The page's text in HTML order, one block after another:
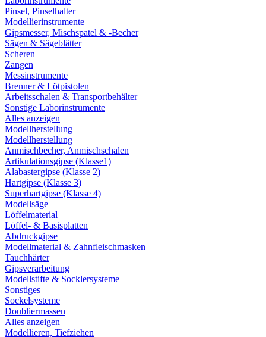
Pinsel, Pinselhalter
Modellierinstrumente
Gipsmesser, Mischspatel & -Becher
Sägen & Sägeblätter
Scheren
Zangen
Messinstrumente
Brenner & Lötpistolen
Arbeitsschalen & Transportbehälter
Sonstige Laborinstrumente
Alles anzeigen
Modellherstellung
Modellherstellung
Anmischbecher, Anmischschalen
Artikulationsgipse (Klasse1)
Alabastergipse (Klasse 2)
Hartgipse (Klasse 3)
Superhartgipse (Klasse 4)
Modellsäge
Löffelmaterial
Löffel- & Basisplatten
Abdruckgipse
Modellmaterial & Zahnfleischmasken
Tauchhärter
Gipsverarbeitung
Modellstifte & Socklersysteme
Sonstiges
Sockelsysteme
Doubliermassen
Alles anzeigen
Modellieren, Tiefziehen